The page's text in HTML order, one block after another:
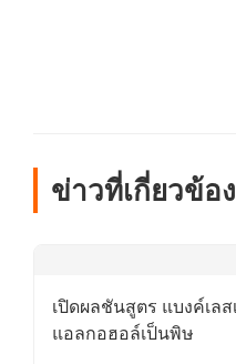
ข่าวที่เกี่ยวข้อง
เปิดผลชันสูตร แบงค์เลส
แอลกอฮอล์เป็นพิษ